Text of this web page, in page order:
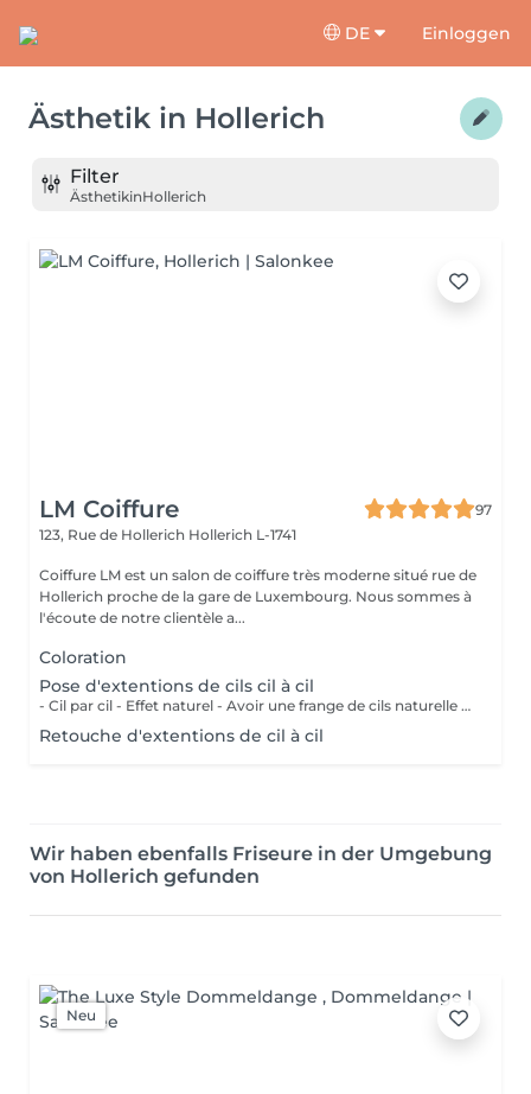
DE Einloggen
Ästhetik in Hollerich
Filter
ÄsthetikinHollerich
LM Coiffure
97
123, Rue de Hollerich Hollerich L-1741
Coiffure LM est un salon de coiffure très moderne situé rue de
Hollerich proche de la gare de Luxembourg. Nous sommes à
l'écoute de notre clientèle a...
Coloration
Pose d'extentions de cils cil à cil
- Cil par cil - Effet naturel - Avoir une frange de cils naturelle fournie pour un effet harmomieux - Entretient à la maison : laver avec un shampoing adapté - Revenir toutes les 3 semaines maximum
Retouche d'extentions de cil à cil
Wir haben ebenfalls Friseure in der Umgebung
von Hollerich gefunden
Neu